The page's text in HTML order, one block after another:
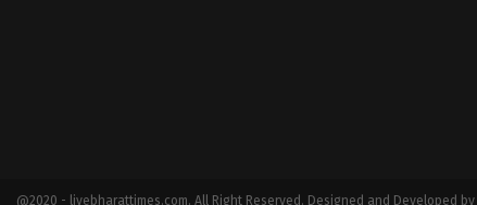
@2020 - livebharattimes.com. All Right Reserved. Designed and Developed by